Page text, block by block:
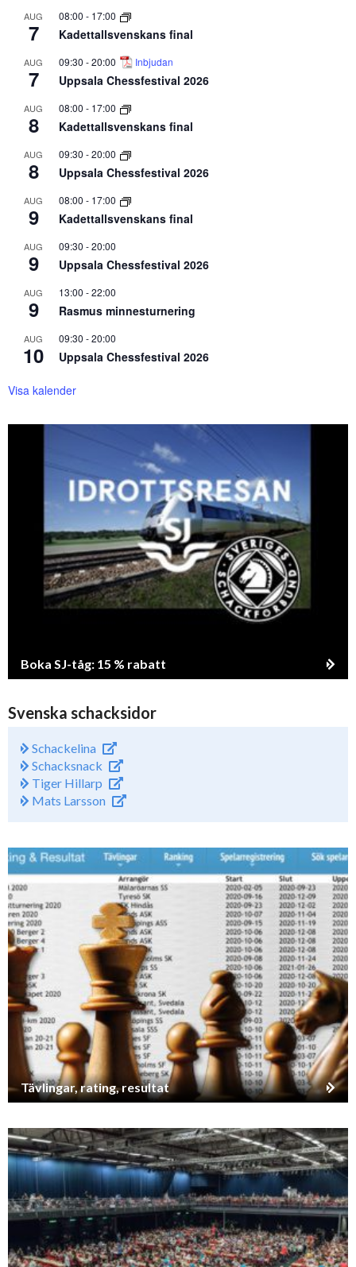
AUG
7
08:00 - 17:00
Kadettallsvenskans final
AUG
7
09:30 -20:00 Inbjudan
Uppsala Chessfestival 2026
AUG
8
08:00 - 17:00
Kadettallsvenskans final
AUG
8
09:30 -20:00
Uppsala Chessfestival 2026
AUG
9
08:00 - 17:00
Kadettallsvenskans final
AUG
9
09:30 -20:00
Uppsala Chessfestival 2026
AUG
9
13:00 -22:00
Rasmus minnesturnering
AUG
10
09:30 -20:00
Uppsala Chessfestival 2026
Visa kalender
Boka SJ-tåg: 15 % rabatt
Svenska schacksidor
Schackelina
Schacksnack
Tiger Hillarp
Mats Larsson
Tävlingar, rating, resultat